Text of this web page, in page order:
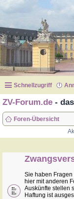
Schnellzugriff
ZV-Forum.de -
Foren-Übersicht
Sie haben
hier mit anderen
Auskünfte stellen
Haftung ist